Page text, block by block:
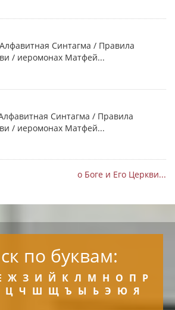
Синтагма / Правила
/ иеромонах Матфей...
Синтагма / Правила
/ иеромонах Матфей...
о Боге и Его Церкви...
по буквам:
Ж З И Й К Л М Н О П Р
Ц Ч Ш Щ Ъ Ы Ь Э Ю Я